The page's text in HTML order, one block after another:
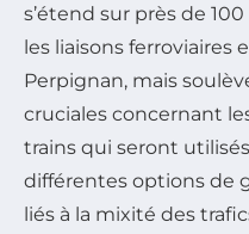
s’étend sur près de
les liaisons ferroviaires
Perpignan, mais
cruciales concernant
trains qui seront
différentes options de
liés à la mixité des